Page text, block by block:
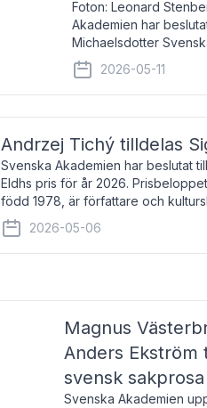
Foton: Leonard
Akademien har
Michaelsdotter
2026. Priset är
intressanta och löftesrik
2026-05-11
Andrzej Tichý tilldelas
Svenska Akademien har beslutat
Eldhs pris för år 2026.
född 1978, är författare och
den lovordade romanen Sex liter l
2026-05-06
Magnus
Anders Ekström
svensk sakprosa
Svenska Akademien